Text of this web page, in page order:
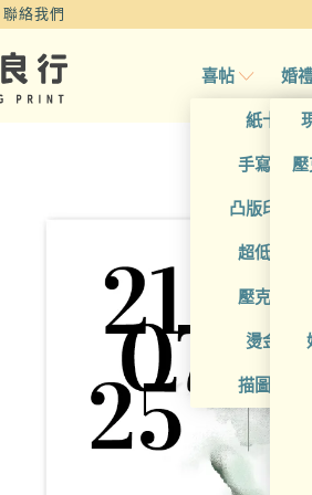
聯絡我們
喜帖
紙卡喜帖
手寫風喜
凸版印刷
超低價喜
壓克力喜
燙金喜帖
描圖紙喜
婚